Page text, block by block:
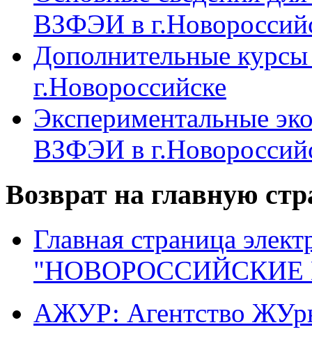
ВЗФЭИ в
Дополнительные
г.Новороссийске
Экспериментальные
ВЗФЭИ в
Возврат на главную
Главная страница
"НОВОРОССИЙСКИЕ
АЖУР: Агентство